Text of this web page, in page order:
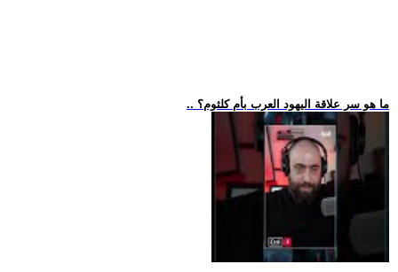
.. ما هو سر علاقة اليهود العرب بأم كلثوم؟